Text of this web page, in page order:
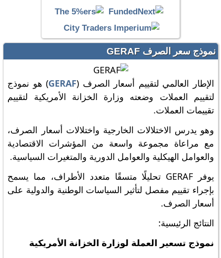
نموذج سعر الصرف GERAF
الإطار العالمي لتقييم أسعار الصرف (GERAF) هو نموذج
لتقييم العملات وضعته وزارة الخزانة الأمريكية لتقييم
تقييمات العملات.
وهو يدرس الاختلالات الخارجية واختلالات أسعار الصرف،
مع مراعاة مجموعة واسعة من المؤشرات الاقتصادية
والعوامل الهيكلية والعوامل الدورية والمتغيرات السياسية.
يوفر GERAF تحليلًا متسقًا متعدد الأطراف، مما يسمح
بإجراء تقييم مفصل لتأثير السياسات الوطنية والدولية على
أسعار الصرف.
النتائج الرئيسية:
نموذج تسعير العملة لوزارة الخزانة الأمريكية